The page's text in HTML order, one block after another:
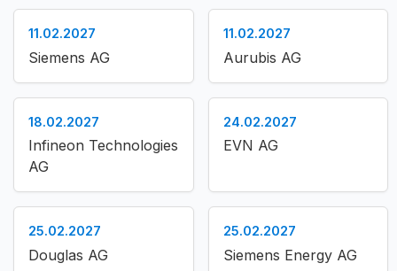
11.02.2027
Siemens AG
11.02.2027
Aurubis AG
18.02.2027
Infineon Technologies
AG
24.02.2027
EVN AG
25.02.2027
Douglas AG
25.02.2027
Siemens Energy AG